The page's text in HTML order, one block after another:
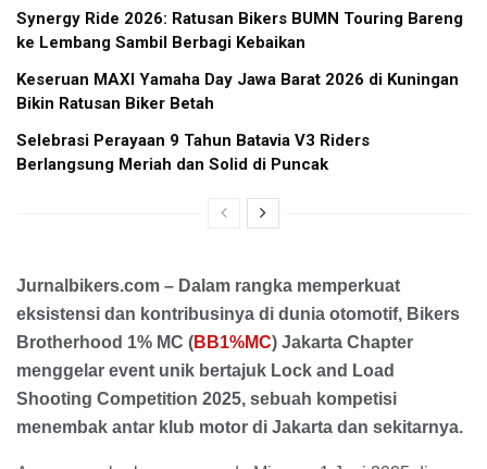
Synergy Ride 2026: Ratusan Bikers BUMN Touring Bareng
ke Lembang Sambil Berbagi Kebaikan
Keseruan MAXI Yamaha Day Jawa Barat 2026 di Kuningan
Bikin Ratusan Biker Betah
Selebrasi Perayaan 9 Tahun Batavia V3 Riders
Berlangsung Meriah dan Solid di Puncak
Jurnalbikers.com – Dalam rangka memperkuat
eksistensi dan kontribusinya di dunia otomotif, Bikers
Brotherhood 1% MC (BB1%MC) Jakarta Chapter
menggelar event unik bertajuk Lock and Load
Shooting Competition 2025, sebuah kompetisi
menembak antar klub motor di Jakarta dan sekitarnya.